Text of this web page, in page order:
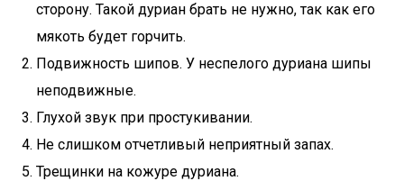
сторону. Такой дуриан брать не нужно, так как его
мякоть будет горчить.
Подвижность шипов. У неспелого дуриана шипы
неподвижные.
Глухой звук при простукивании.
Не слишком отчетливый неприятный запах.
Трещинки на кожуре дуриана.